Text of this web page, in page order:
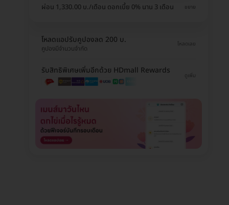
ผ่อน 1,330.00 บ./เดือน ดอกเบี้ย 0% นาน 3 เดือน ขยาย
โหลดแอปรับคูปองลด 200 บ.
คูปองมีจำนวนจำกัด
โหลดเลย
รับสิทธิพิเศษเพิ่มอีกด้วย HDmall Rewards
ดูเพิ่ม